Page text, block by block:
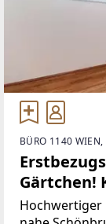
BÜRO 1140 WIEN,
Gärtchen!
Hochwertiger